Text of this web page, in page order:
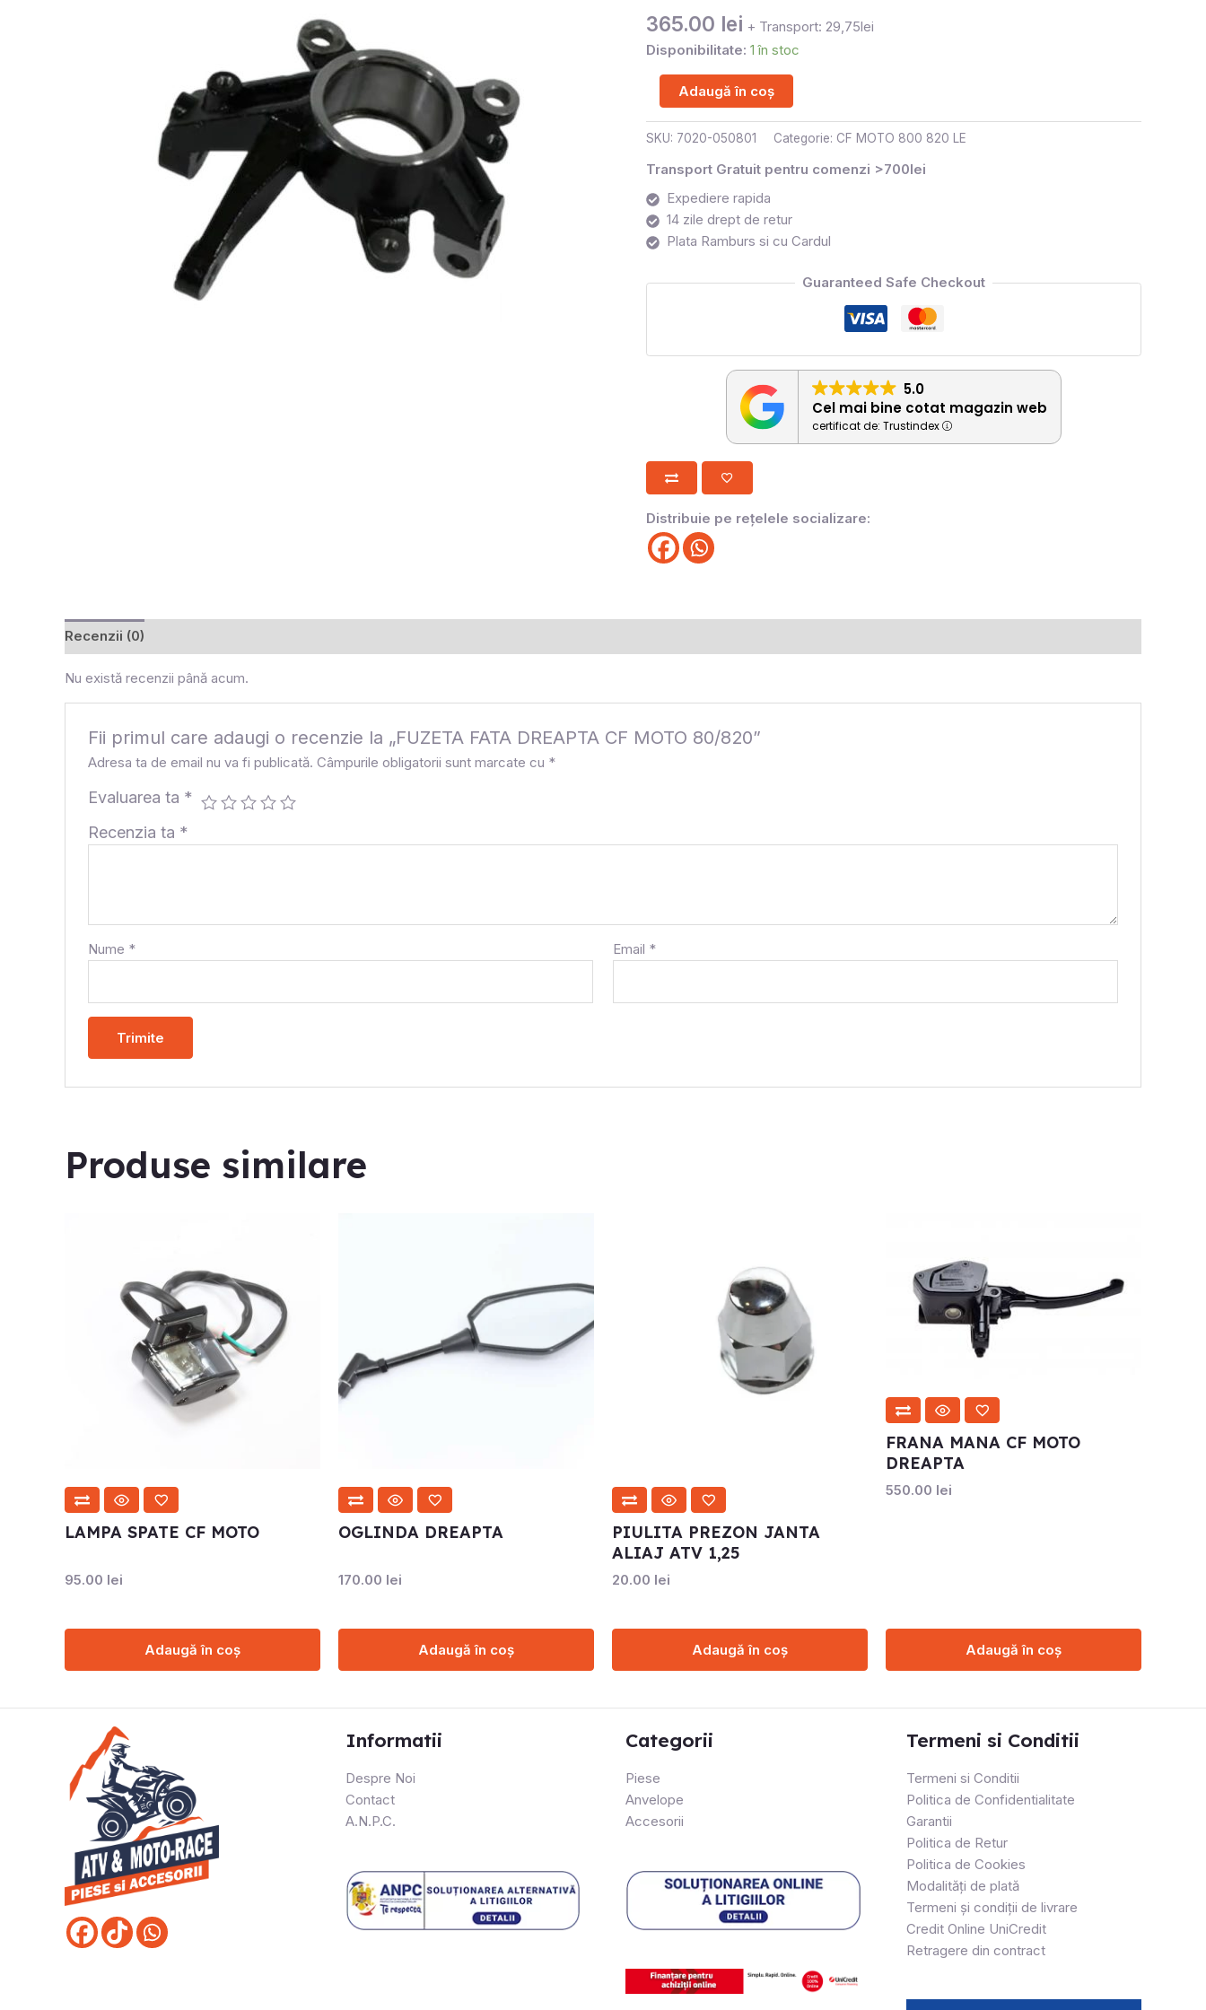
365.00 lei + Transport: 29,75lei
Disponibilitate: 1 în stoc
80/820
Adaugă în coș
SKU: 7020-050801 Categorie: CF MOTO 800 820 LE
Transport Gratuit pentru comenzi >700lei
Expediere rapida
14 zile drept de retur
Plata Ramburs si cu Cardul
Guaranteed Safe Checkout
5.0
Cel mai bine cotat magazin web
certificat de: Trustindex
Distribuie pe rețelele socializare:
Recenzii (0)
Nu există recenzii până acum.
Fii primul care adaugi o recenzie la „FUZETA FATA DREAPTA CF MOTO 80/820”
Adresa ta de email nu va fi publicată. Câmpurile obligatorii sunt marcate cu *
Evaluarea ta *
Recenzia ta *
Nume * Email *
Produse similare
LAMPA SPATE CF MOTO
95.00 lei
Adaugă în coș
OGLINDA DREAPTA
170.00 lei
Adaugă în coș
PIULITA PREZON JANTA
ALIAJ ATV 1,25
20.00 lei
Adaugă în coș
FRANA MANA CF MOTO
DREAPTA
550.00 lei
Adaugă în coș
Informatii
Despre Noi
Contact
A.N.P.C.
Categorii
Piese
Anvelope
Accesorii
Termeni si Conditii
Termeni si Conditii
Politica de Confidentialitate
Garantii
Politica de Retur
Politica de Cookies
Modalități de plată
Termeni și condiții de livrare
Credit Online UniCredit
Retragere din contract